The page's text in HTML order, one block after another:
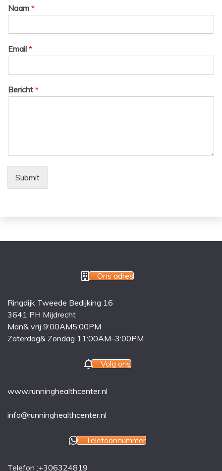
Naam *
Email *
Bericht *
Submit
Ons adres
Ringdijk Tweede Bedijking 16
3641 PH Mijdrecht
Man& vrij 9:00AM5:00PM
Zaterdag& Zondag 11:00AM–3:00PM
Volg ons
www.runninghealthcenter.nl
info@runninghealthcenter.nl
Telefoonnummer
Telefon :+306324819